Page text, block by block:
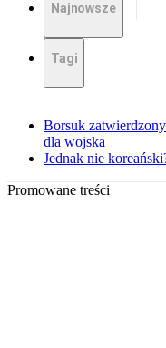
Najnowsze
Tagi
Borsuk
dla wojska
Jednak nie
Promowane treści